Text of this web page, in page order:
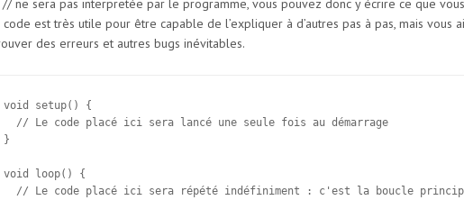
ne sera pas interpretée par le programme, vous pouvez donc y écrire ce que
code est très utile pour être capable de l’expliquer à d’autres pas à pas, mais vous
des erreurs et autres bugs inévitables.
void setup() {
  // Le code placé ici sera lancé une seule fois au démarrage
}
void loop() {
// Le code placé ici sera répété indéfiniment : c'est la boucle